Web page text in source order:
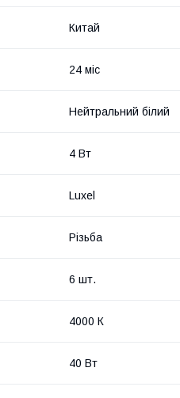
Китай
24 міс
Нейтральний білий
4 Вт
Luxel
Різьба
6 шт.
4000 К
40 Вт